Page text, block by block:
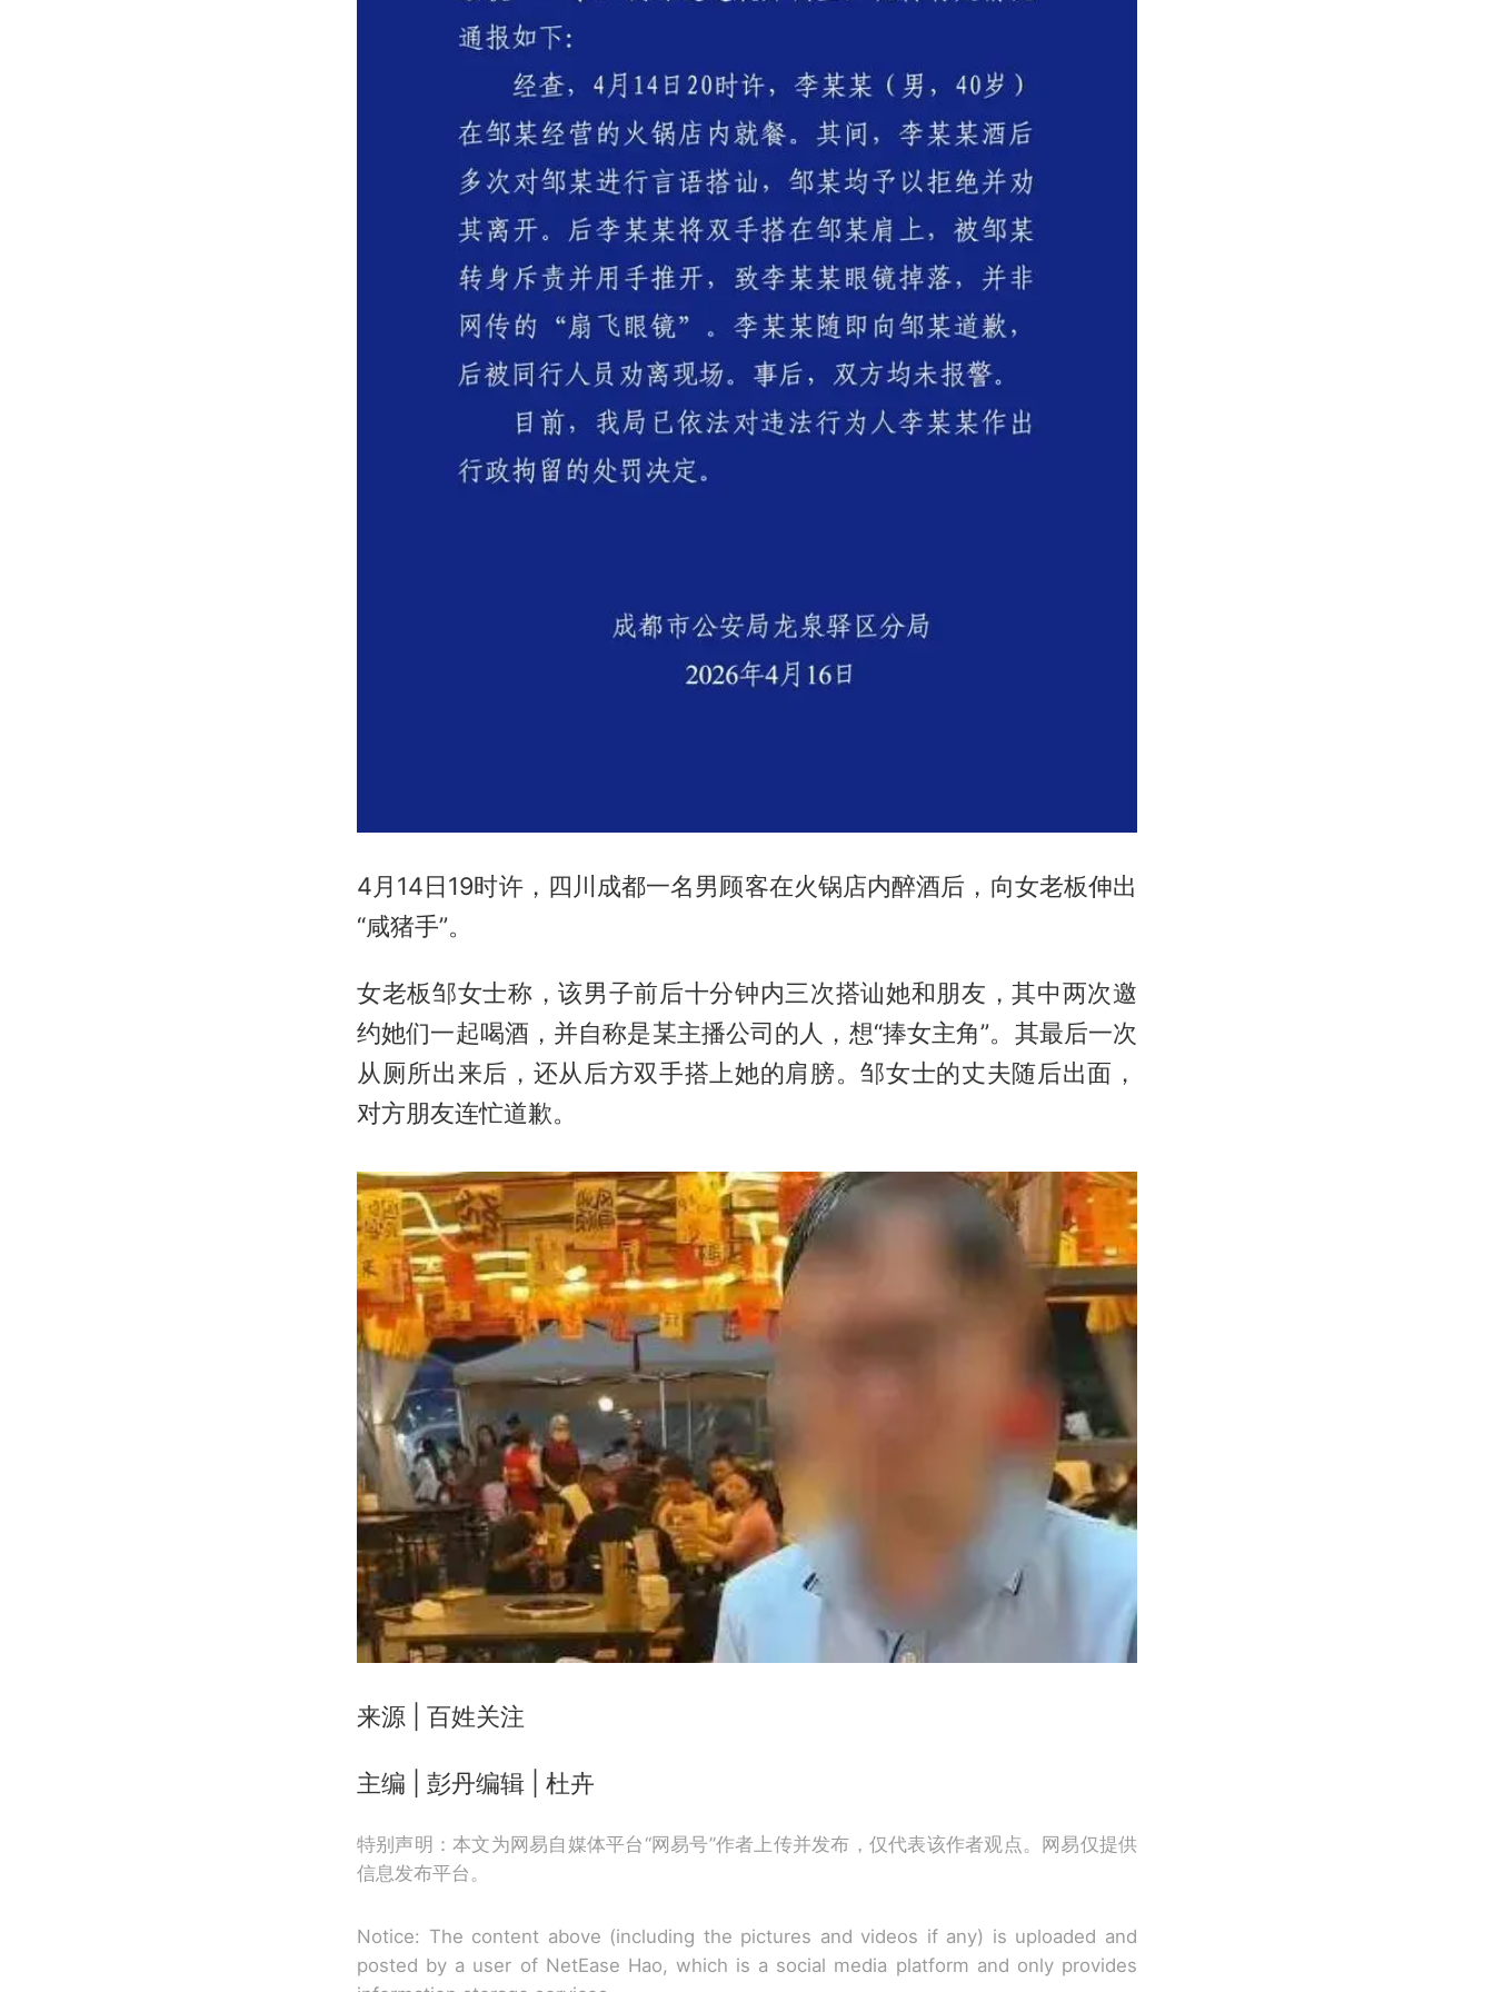
4月14日19时许，四川成都一名男顾客在火锅店内醉酒后，向女老板伸出
“咸猪手”。
女老板邹女士称，该男子前后十分钟内三次搭讪她和朋友，其中两次邀
约她们一起喝酒，并自称是某主播公司的人，想“捧女主角”。其最后一次
从厕所出来后，还从后方双手搭上她的肩膀。邹女士的丈夫随后出面，
对方朋友连忙道歉。
来源 | 百姓关注
主编 | 彭丹编辑 | 杜卉
特别声明：本文为网易自媒体平台“网易号”作者上传并发布，仅代表该作者观点。网易仅提供
信息发布平台。
Notice: The content above (including the pictures and videos if any) is uploaded and
posted by a user of NetEase Hao, which is a social media platform and only provides